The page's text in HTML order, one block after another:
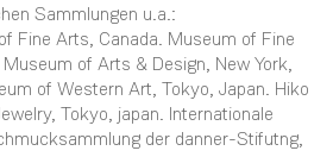
Sammlungen u.a.:
Fine Arts, Canada. Museum of Fine
of Arts & Design, New York,
of Western Art, Tokyo, Japan. Hiko
Tokyo, japan. Internationale
der danner-Stifutng,